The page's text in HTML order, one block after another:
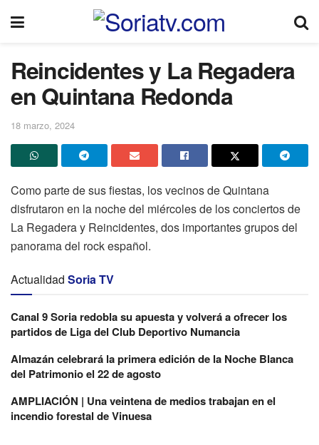
Reincidentes y La Regadera
en Quintana Redonda
18 marzo, 2024
Como parte de sus fiestas, los vecinos de Quintana
disfrutaron en la noche del miércoles de los conciertos de
La Regadera y Reincidentes, dos importantes grupos del
panorama del rock español.
Actualidad Soria TV
Canal 9 Soria redobla su apuesta y volverá a ofrecer los
partidos de Liga del Club Deportivo Numancia
Almazán celebrará la primera edición de la Noche Blanca
del Patrimonio el 22 de agosto
AMPLIACIÓN | Una veintena de medios trabajan en el
incendio forestal de Vinuesa